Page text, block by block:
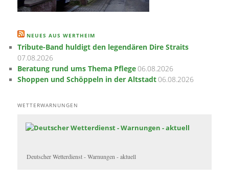
NEUES AUS WERTHEIM
Tribute-Band huldigt den legendären Dire Straits
07.08.2026
Beratung rund ums Thema Pflege06.08.2026
Shoppen und Schöppeln in der Altstadt06.08.2026
WETTERWARNUNGEN
Deutscher Wetterdienst - Warnungen - aktuell